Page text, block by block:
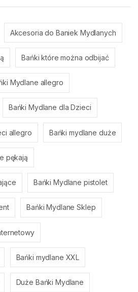
Akcesoria do Baniek Mydlanych
Bańki które można odbijać
Mydlane allegro
Bańki Mydlane dla Dzieci
allegro Bańki mydlane duże
pękają
Bańki Mydlane pistolet
Bańki Mydlane Sklep
Bańki mydlane XXL
Duże Bańki Mydlane